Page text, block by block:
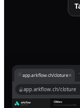
app.arkflow.ch/cloture×
app.arkflow.ch/cloture